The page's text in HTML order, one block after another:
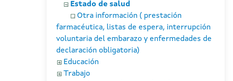
Estado de salud
Otra información ( prestación
farmacéutica, listas de espera, interrupción
voluntaria del embarazo y enfermedades de
declaración obligatoria)
Educación
Trabajo